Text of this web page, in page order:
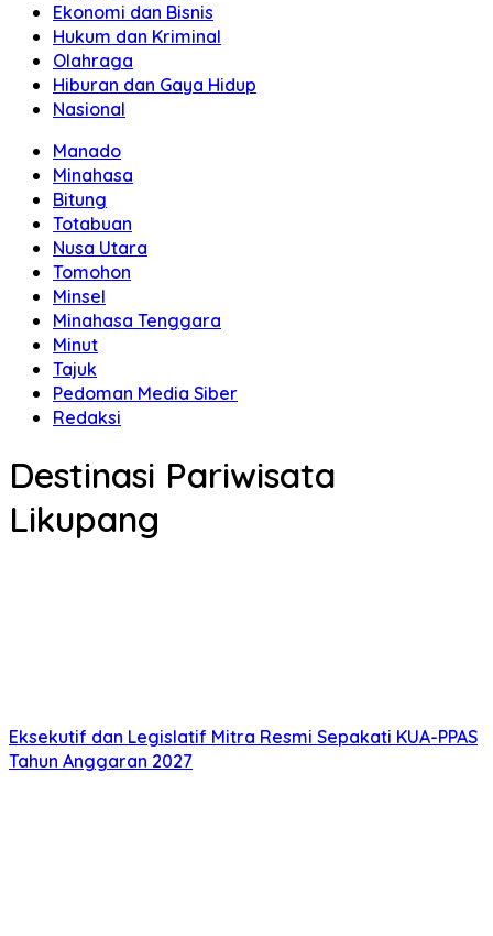
Ekonomi dan Bisnis
Hukum dan Kriminal
Olahraga
Hiburan dan Gaya Hidup
Nasional
Manado
Minahasa
Bitung
Totabuan
Nusa Utara
Tomohon
Minsel
Minahasa Tenggara
Minut
Tajuk
Pedoman Media Siber
Redaksi
Destinasi Pariwisata
Likupang
Eksekutif dan Legislatif Mitra Resmi Sepakati KUA-PPAS
Tahun Anggaran 2027